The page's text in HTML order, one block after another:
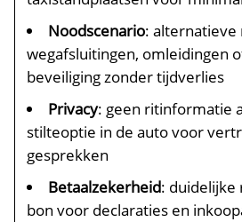
Noodscenario: alternatieve
wegafsluitingen, omleidingen
beveiliging zonder tijdverlies
Privacy: geen ritinformatie
stilteoptie in de auto voor
gesprekken
Betaalzekerheid:
bon voor declaraties en